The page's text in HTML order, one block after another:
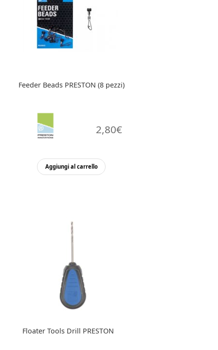
Feeder Beads PRESTON (8 pezzi)
2,80€
Aggiungi al carrello
Floater Tools Drill PRESTON